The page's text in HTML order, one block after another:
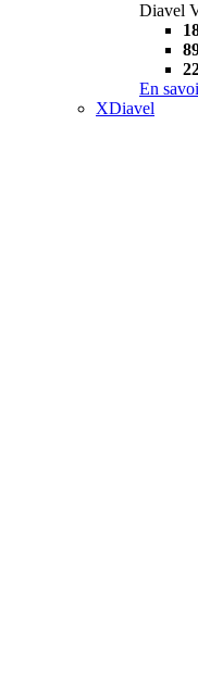
Diavel
En
XDiavel